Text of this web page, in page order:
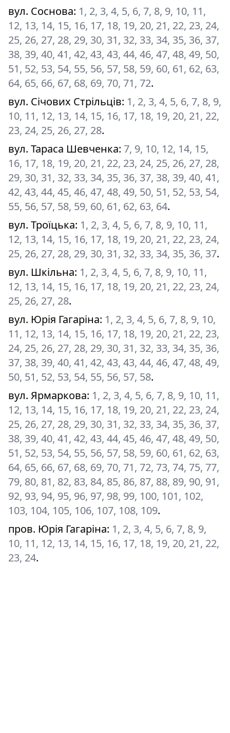
вул. Соснова: 1, 2, 3, 4, 5, 6, 7, 8, 9, 10, 11,
12, 13, 14, 15, 16, 17, 18, 19, 20, 21, 22, 23, 24,
25, 26, 27, 28, 29, 30, 31, 32, 33, 34, 35, 36, 37,
38, 39, 40, 41, 42, 43, 43, 44, 46, 47, 48, 49, 50,
51, 52, 53, 54, 55, 56, 57, 58, 59, 60, 61, 62, 63,
64, 65, 66, 67, 68, 69, 70, 71, 72.
вул. Січових Стрільців: 1, 2, 3, 4, 5, 6, 7, 8, 9,
10, 11, 12, 13, 14, 15, 16, 17, 18, 19, 20, 21, 22,
23, 24, 25, 26, 27, 28.
вул. Тараса Шевченка: 7, 9, 10, 12, 14, 15,
16, 17, 18, 19, 20, 21, 22, 23, 24, 25, 26, 27, 28,
29, 30, 31, 32, 33, 34, 35, 36, 37, 38, 39, 40, 41,
42, 43, 44, 45, 46, 47, 48, 49, 50, 51, 52, 53, 54,
55, 56, 57, 58, 59, 60, 61, 62, 63, 64.
вул. Троїцька: 1, 2, 3, 4, 5, 6, 7, 8, 9, 10, 11,
12, 13, 14, 15, 16, 17, 18, 19, 20, 21, 22, 23, 24,
25, 26, 27, 28, 29, 30, 31, 32, 33, 34, 35, 36, 37.
вул. Шкільна: 1, 2, 3, 4, 5, 6, 7, 8, 9, 10, 11,
12, 13, 14, 15, 16, 17, 18, 19, 20, 21, 22, 23, 24,
25, 26, 27, 28.
вул. Юрія Гагаріна: 1, 2, 3, 4, 5, 6, 7, 8, 9, 10,
11, 12, 13, 14, 15, 16, 17, 18, 19, 20, 21, 22, 23,
24, 25, 26, 27, 28, 29, 30, 31, 32, 33, 34, 35, 36,
37, 38, 39, 40, 41, 42, 43, 43, 44, 46, 47, 48, 49,
50, 51, 52, 53, 54, 55, 56, 57, 58.
вул. Ярмаркова: 1, 2, 3, 4, 5, 6, 7, 8, 9, 10, 11,
12, 13, 14, 15, 16, 17, 18, 19, 20, 21, 22, 23, 24,
25, 26, 27, 28, 29, 30, 31, 32, 33, 34, 35, 36, 37,
38, 39, 40, 41, 42, 43, 44, 45, 46, 47, 48, 49, 50,
51, 52, 53, 54, 55, 56, 57, 58, 59, 60, 61, 62, 63,
64, 65, 66, 67, 68, 69, 70, 71, 72, 73, 74, 75, 77,
79, 80, 81, 82, 83, 84, 85, 86, 87, 88, 89, 90, 91,
92, 93, 94, 95, 96, 97, 98, 99, 100, 101, 102,
103, 104, 105, 106, 107, 108, 109.
пров. Юрія Гагаріна: 1, 2, 3, 4, 5, 6, 7, 8, 9,
10, 11, 12, 13, 14, 15, 16, 17, 18, 19, 20, 21, 22,
23, 24.